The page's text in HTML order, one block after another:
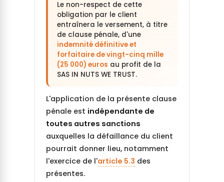
Le non-respect de cette
obligation par le client
entraînera le versement, à titre
de clause pénale, d'une
indemnité définitive et
forfaitaire de vingt-cinq mille
(25 000) euros au profit de la
SAS IN NUTS WE TRUST.
L'application de la présente clause
pénale est indépendante de
toutes autres sanctions
auxquelles la défaillance du client
pourrait donner lieu, notamment
l'exercice de l'article 5.3 des
présentes.